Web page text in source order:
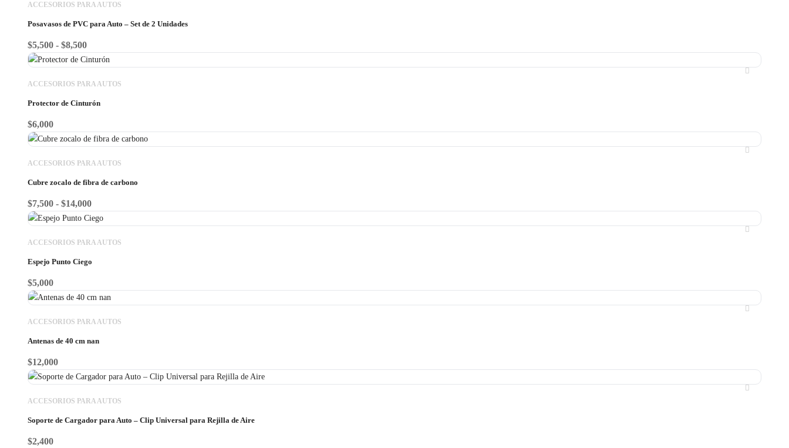
ACCESORIOS PARA AUTOS
Posavasos de PVC para Auto – Set de 2 Unidades
$5,500 - $8,500Rango
de
desde
$5,500
ACCESORIOS PARA AUTOS
Protector de Cinturón
$6,000
ACCESORIOS PARA AUTOS
Cubre zocalo de fibra de carbono
$7,500 - $14,000Rango
de
desde
$7,500
ACCESORIOS PARA AUTOS
Espejo Punto Ciego
$5,000
ACCESORIOS PARA AUTOS
Antenas de 40 cm nan
$12,000
ACCESORIOS PARA AUTOS
Soporte de Cargador para Auto – Clip Universal para Rejilla de Aire
$2,400